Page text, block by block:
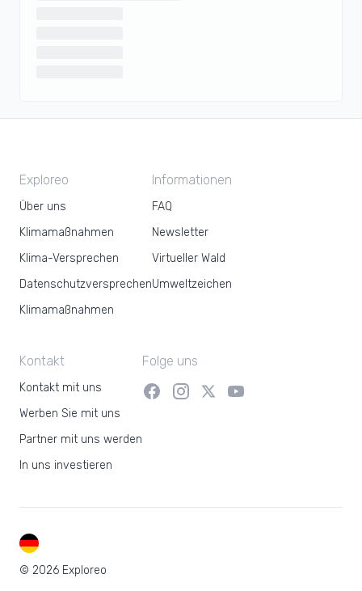
Exploreo
Über uns
Klimamaßnahmen
Klima-Versprechen
Datenschutzversprechen
Klimamaßnahmen
Informationen
FAQ
Newsletter
Virtueller Wald
Umweltzeichen
Kontakt
Kontakt mit uns
Werben Sie mit uns
Partner mit uns werden
In uns investieren
Folge uns
© 2026 Exploreo